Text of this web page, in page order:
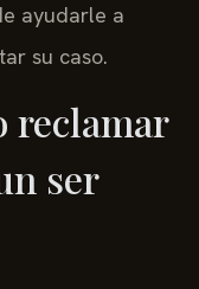
ayudarle a
su caso.
reclamar
ser